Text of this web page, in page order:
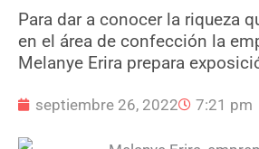
Para dar a conocer la riqueza
en el área de confección la
Melanye Erira prepara
septiembre 26, 2022 7:21 pm